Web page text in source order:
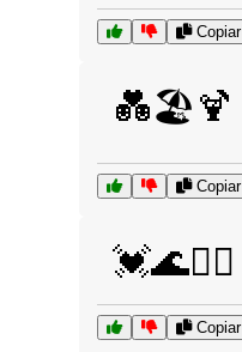
Copiar
💑🏖️🍹
Copiar
💓🌊🏄‍♀️
Copiar